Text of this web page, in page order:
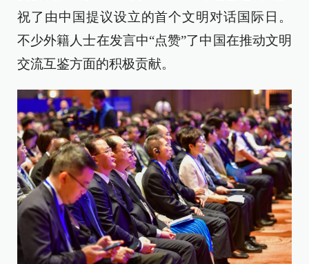
祝了由中国提议设立的首个文明对话国际日。
不少外籍人士在发言中“点赞”了中国在推动文明
交流互鉴方面的积极贡献。